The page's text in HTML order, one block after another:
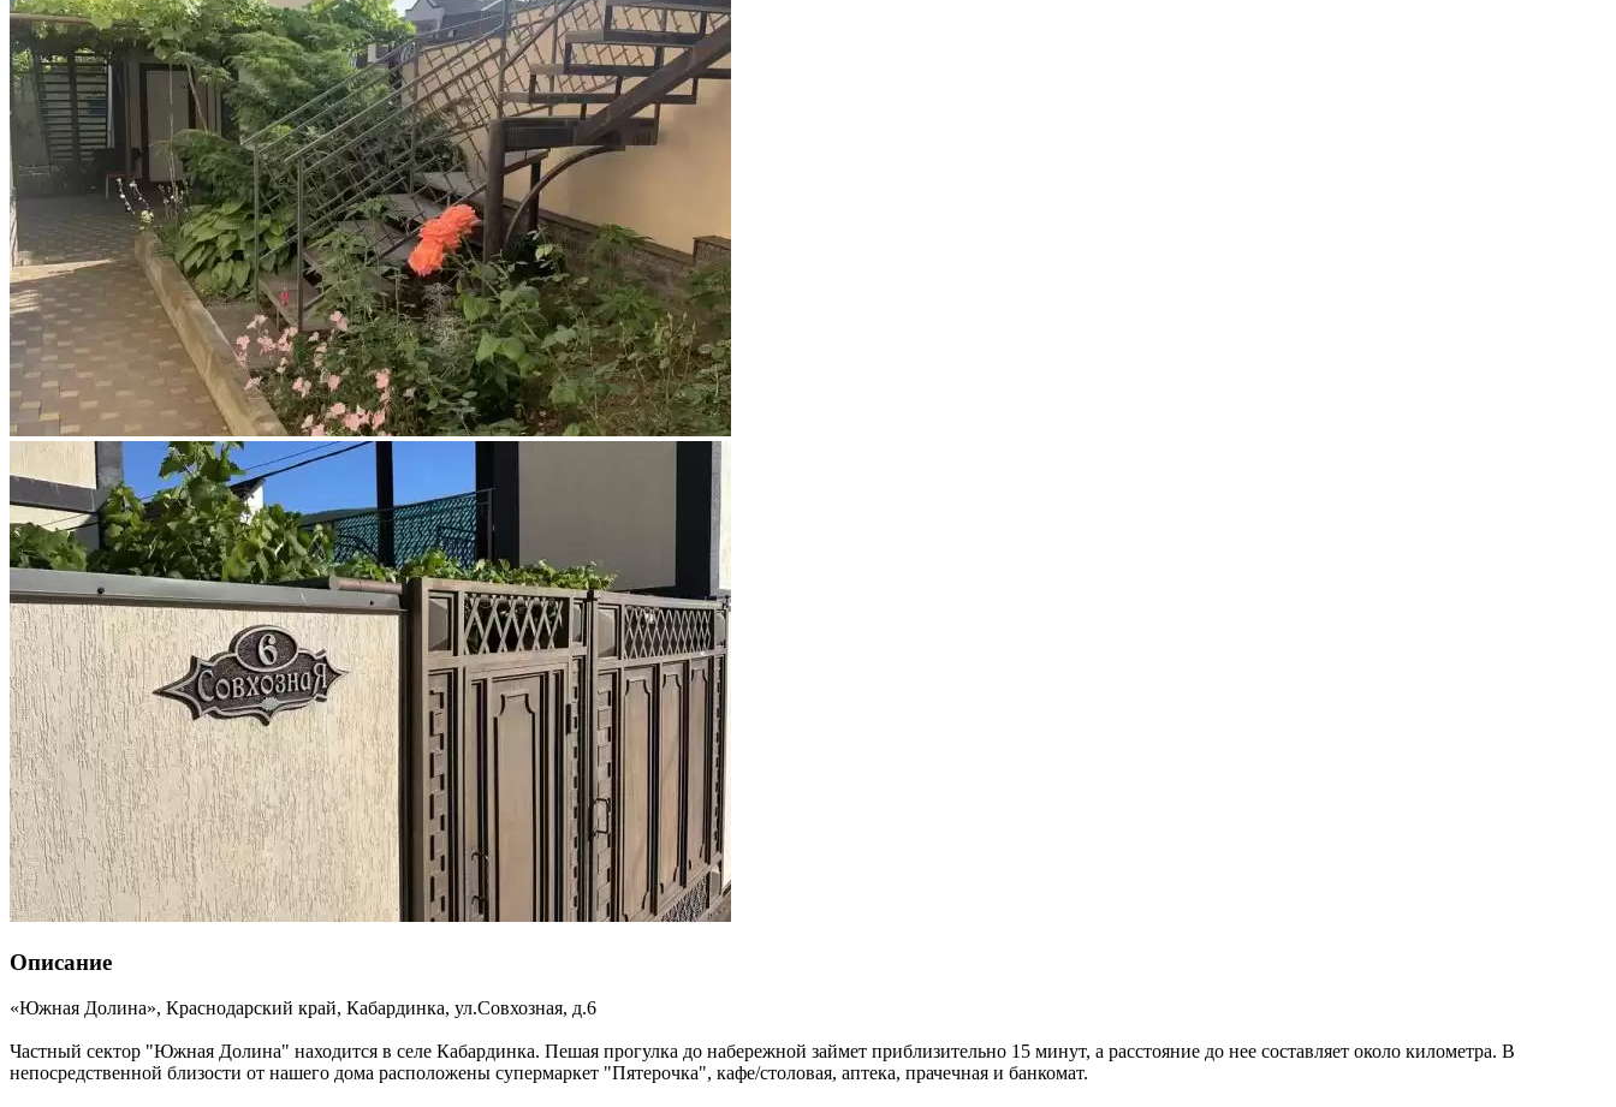
Описание
«Южная Долина», Краснодарский край, Кабардинка, ул.Совхозная, д.6
Частный сектор "Южная Долина" находится в селе Кабардинка. Пешая прогулка до набережной займет приблизительно 15 минут, а расстояние до нее составляет около километра. В
непосредственной близости от нашего дома расположены супермаркет "Пятерочка", кафе/столовая, аптека, прачечная и банкомат.